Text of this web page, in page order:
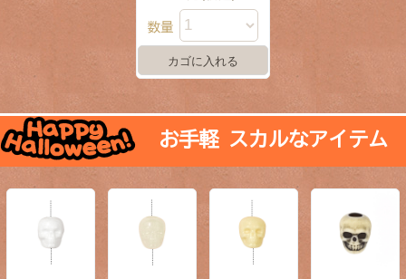
数量
お手軽 スカルなアイテム